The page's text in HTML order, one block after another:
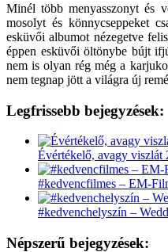
Minél több menyasszonyt és
mosolyt és könnycseppeket
esküvői albumot nézegetve
éppen esküvői öltönybe bújt
nem is olyan rég még a
nem tegnap jött a világra új
Legfrissebb bejegyzések:
Évértékelő, avagy viszlát
#kedvencfilmes – EM-
#kedvenchelyszín –
Népszerű bejegyzések: